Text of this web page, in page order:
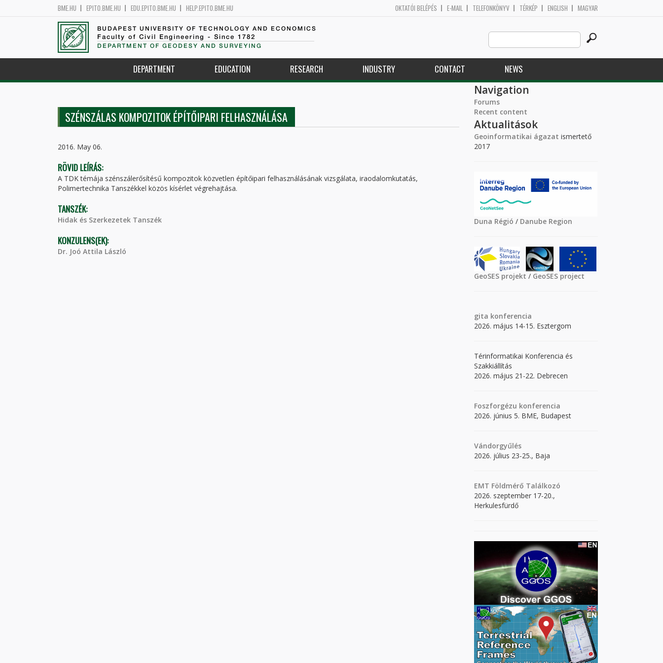
BME.HU EPITO.BME.HU EDU.EPITO.BME.HU HELP.EPITO.BME.HU OKTATÓI BELÉPÉS E-MAIL TELEFONKÖNYV TÉRKÉP ENGLISH MAGYAR
BUDAPEST UNIVERSITY OF TECHNOLOGY AND ECONOMICS
Faculty of Civil Engineering - Since 1782
DEPARTMENT OF GEODESY AND SURVEYING
Search
this
site
DEPARTMENT EDUCATION RESEARCH INDUSTRY CONTACT NEWS
SZÉNSZÁLAS KOMPOZITOK ÉPÍTŐIPARI FELHASZNÁLÁSA
2016. May 06.
RÖVID LEÍRÁS:
A TDK témája szénszálerősítésű kompozitok közvetlen építőipari felhasználásának vizsgálata, iraodalomkutatás,
Polimertechnika Tanszékkel közös kísérlet végrehajtása.
TANSZÉK:
Hidak és Szerkezetek Tanszék
KONZULENS(EK):
Dr. Joó Attila László
Navigation
Forums
Recent content
Aktualitások
Geoinformatikai ágazat ismertető
2017
Duna Régió / Danube Region
GeoSES projekt / GeoSES project
gita konferencia
2026. május 14-15. Esztergom
Térinformatikai Konferencia és
Szakkiállítás
2026. május 21-22. Debrecen
Foszforgézu konferencia
2026. június 5. BME, Budapest
Vándorgyűlés
2026. július 23-25., Baja
EMT Földmérő Találkozó
2026. szeptember 17-20.,
Herkulesfürdő